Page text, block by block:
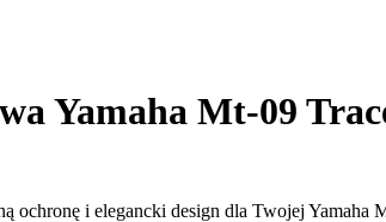
Yamaha Mt-09
ochronę i elegancki design dla Twojej Yamaha